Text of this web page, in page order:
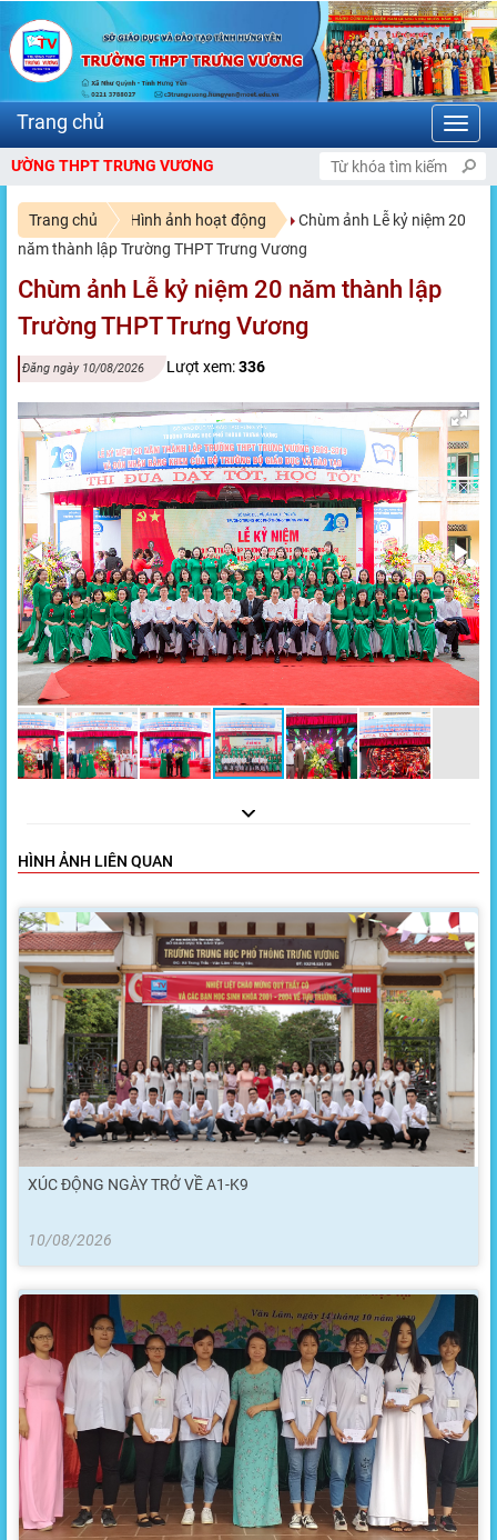
VƯƠNG
Trang chủ Hình ảnh hoạt động
Chùm ảnh Lễ kỷ niệm 20
năm thành lập Trường THPT Trưng Vương
Chùm ảnh Lễ kỷ niệm 20 năm thành lập
Trường THPT Trưng Vương
Đăng ngày 10/08/2026 Lượt xem:336
HÌNH ẢNH LIÊN QUAN
XÚC ĐỘNG NGÀY TRỞ VỀ A1-K9
10/08/2026